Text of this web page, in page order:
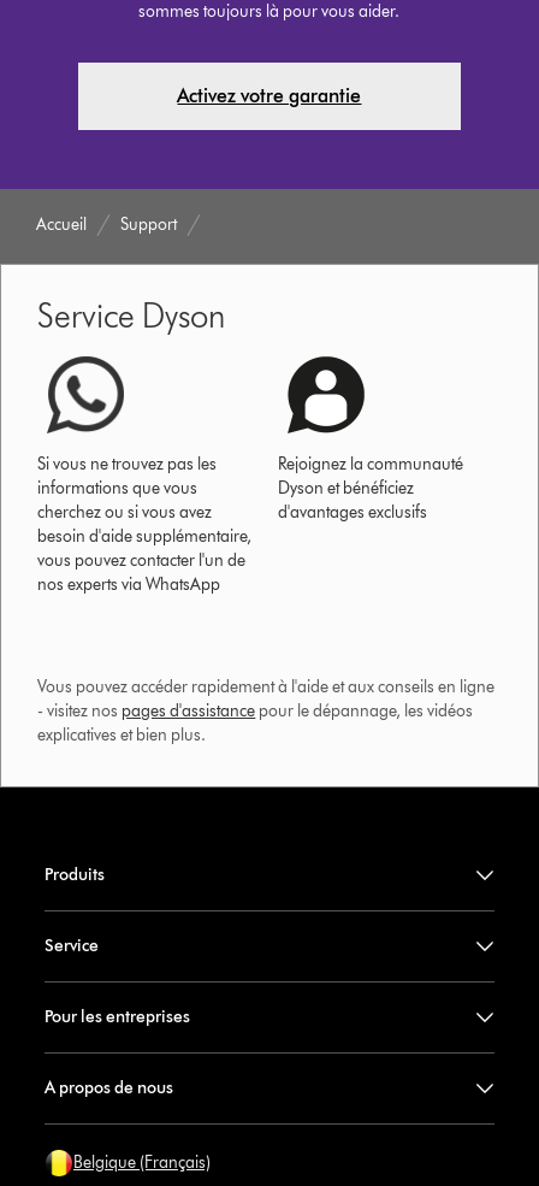
sommes toujours là pour vous aider.
Activez votre garantie
Accueil Support
Service Dyson
Si vous ne trouvez pas les
informations que vous
cherchez ou si vous avez
besoin d'aide supplémentaire,
vous pouvez contacter l'un de
nos experts via WhatsApp
Rejoignez la communauté
Dyson et bénéficiez
d'avantages exclusifs
Vous pouvez accéder rapidement à l'aide et aux conseils en ligne
- visitez nos pages d'assistance pour le dépannage, les vidéos
explicatives et bien plus.​
Produits
Service
Pour les entreprises
A propos de nous
Belgique (Français)